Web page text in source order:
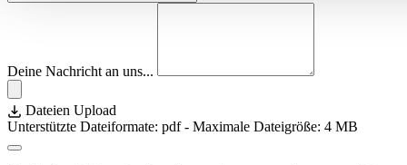
Deine Nachricht an uns...
Dateien Upload
Unterstützte Dateiformate: pdf - Maximale Dateigröße: 4 MB